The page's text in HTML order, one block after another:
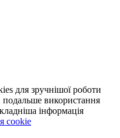
для зручнішої роботи
використання
інформація
cookie